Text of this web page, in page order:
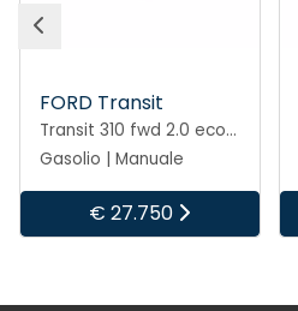
FORD Transit
Transit 310 fwd 2.0 ecoblue 130cv trend l3h2
Gasolio | Manuale
€ 27.750